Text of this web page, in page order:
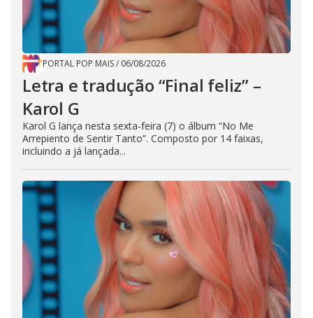
PORTAL POP MAIS/ 06/08/2026
Letra e tradução “Final feliz” –
Karol G
Karol G lança nesta sexta-feira (7) o álbum “No Me
Arrepiento de Sentir Tanto”. Composto por 14 faixas,
incluindo a já lançada...